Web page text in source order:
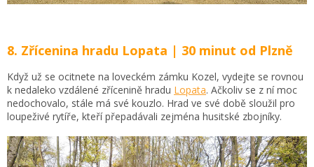
8. Zřícenina hradu Lopata | 30 minut od Plzně
Když už se ocitnete na loveckém zámku Kozel, vydejte se rovnou
k nedaleko vzdálené zřícenině hradu Lopata. Ačkoliv se z ní moc
nedochovalo, stále má své kouzlo. Hrad ve své době sloužil pro
loupeživé rytíře, kteří přepadávali zejména husitské zbojníky.